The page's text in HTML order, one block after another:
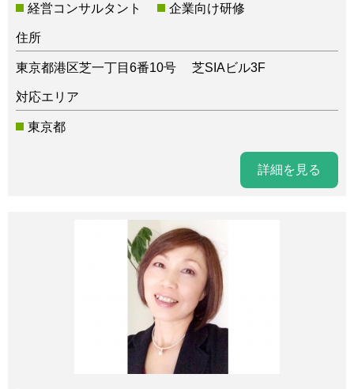
経営コンサルタント 企業向け研修
住所
東京都港区芝一丁目6番10号 芝SIAビル3F
対応エリア
東京都
詳細を見る